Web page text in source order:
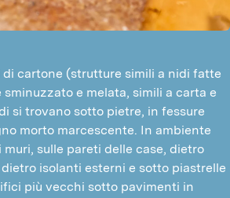
di cartone (strutture simili a nidi fatte
e melata, simili a carta e
si trovano sotto pietre, in fessure
morto marcescente. In ambiente
sulle pareti delle case, dietro
isolanti esterni e sotto piastrelle
più vecchi sotto pavimenti in